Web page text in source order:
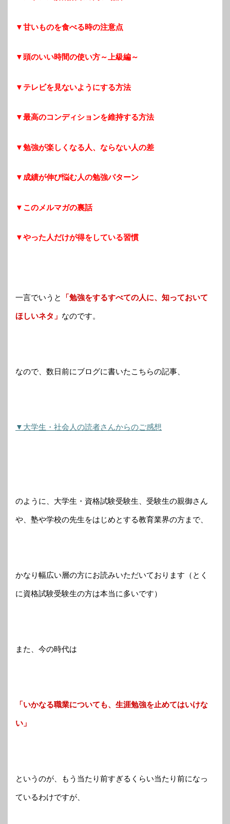
▼甘いものを食べる時の注意点
▼頭のいい時間の使い方～上級編～
▼テレビを見ないようにする方法
▼最高のコンディションを維持する方法
▼勉強が楽しくなる人、ならない人の差
▼成績が伸び悩む人の勉強パターン
▼このメルマガの裏話
▼やった人だけが得をしている習慣
一言でいうと 「勉強をするすべての人に、知っておいて
ほしいネタ」 なのです。
なので、数日前にブログに書いたこちらの記事、
▼大学生・社会人の読者さんからのご感想
のように、大学生・資格試験受験生、受験生の親御さん
や、塾や学校の先生をはじめとする教育業界の方まで、
かなり幅広い層の方にお読みいただいております（とく
に資格試験受験生の方は本当に多いです）
また、今の時代は
「いかなる職業についても、生涯勉強を止めてはいけな
い」
というのが、もう当たり前すぎるくらい当たり前になっ
ているわけですが、